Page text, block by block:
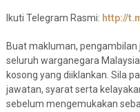
Ikuti Telegram Rasmi: http://
Buat makluman,
seluruh warganegara
kosong yang diiklankan. Sila
jawatan, syarat serta
sebelum mengemukakan